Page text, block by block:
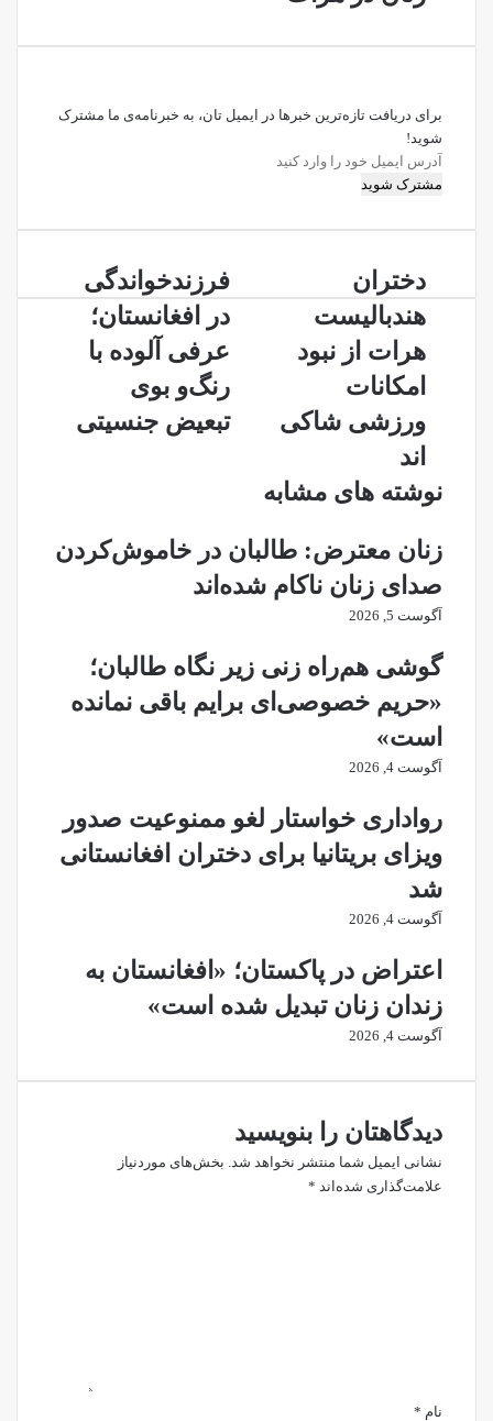
برای دریافت تازه‌ترین خبرها در ایمیل تان، به خبرنامه‌ی ما مشترک
شوید!
آدرس
ایمیل
را
کنید
فرزندخواندگی
در
افغانستان؛
عرفی
آلوده
با
رنگ‌و
بوی
فرزندخواندگی
در افغانستان؛
عرفی آلوده با
رنگ‌و بوی
تبعیض جنسیتی
دختران
هندبالیست
هرات
از
نبود
امکانات
شاکی
اند
دختران
هندبالیست
هرات از نبود
امکانات
ورزشی شاکی
اند
نوشته های مشابه
زنان معترض: طالبان در خاموش‌کردن
صدای زنان ناکام شده‌اند
آگوست 5, 2026
گوشی هم‌راه زنی زیر نگاه طالبان؛
«حریم خصوصی‌ای برایم باقی نمانده
است»
آگوست 4, 2026
رواداری خواستار لغو ممنوعیت صدور
ویزای بریتانیا برای دختران افغانستانی
شد
آگوست 4, 2026
اعتراض در پاکستان؛ «افغانستان به
زندان زنان تبدیل شده است»
آگوست 4, 2026
دیدگاهتان را بنویسید
نشانی ایمیل شما منتشر نخواهد شد. بخش‌های موردنیاز
علامت‌گذاری شده‌اند *
نام *